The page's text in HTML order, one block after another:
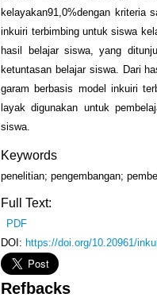
kelayakan91,0%dengan kriteria
inkuiri terbimbing untuk siswa
hasil belajar siswa, yang
ketuntasan belajar siswa. Dari
garam berbasis model inkuiri
layak digunakan untuk
siswa.
Keywords
penelitian; pengembangan;
Full Text:
PDF
DOI: https://doi.org/10.20961/
Refbacks